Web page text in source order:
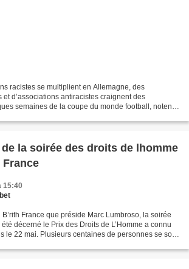
racistes se multiplient en Allemagne, des
d’associations antiracistes craignent des
semaines de la coupe du monde football, notent
la soirée des droits de lhomme
15:40
France que préside Marc Lumbroso, la soirée
décerné le Prix des Droits de L’Homme a connu
le 22 mai. Plusieurs centaines de personnes se sont